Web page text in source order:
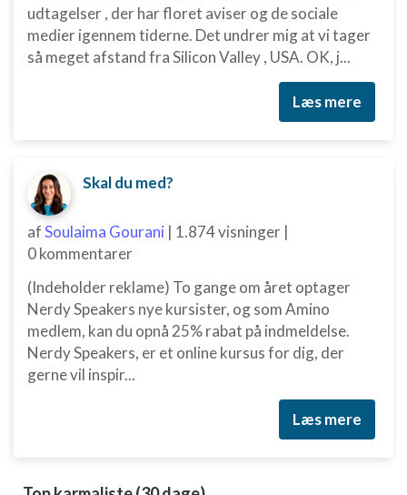
udtagelser , der har floret aviser og de sociale
medier igennem tiderne. Det undrer mig at vi tager
så meget afstand fra Silicon Valley , USA. OK, j...
Læs mere
Skal du med?
afSoulaima Gourani | 1.874 visninger |
0 kommentarer
(Indeholder reklame) To gange om året optager
Nerdy Speakers nye kursister, og som Amino
medlem, kan du opnå 25% rabat på indmeldelse.
Nerdy Speakers, er et online kursus for dig, der
gerne vil inspir...
Læs mere